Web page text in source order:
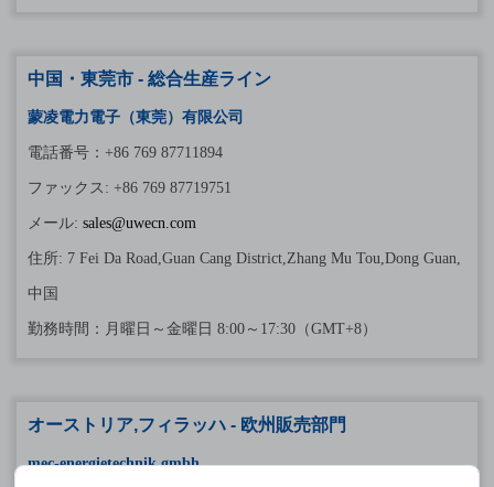
中国・東莞市 - 総合生産ライン
蒙凌電力電子（東莞）有限公司
電話番号：+86 769 87711894
ファックス: +86 769 87719751
メール: sales@uwecn.com
住所: 7 Fei Da Road,Guan Cang District,Zhang Mu Tou,Dong Guan,
中国
勤務時間：月曜日～金曜日 8:00～17:30（GMT+8）
オーストリア,フィラッハ - 欧州販売部門
mec-energietechnik gmbh